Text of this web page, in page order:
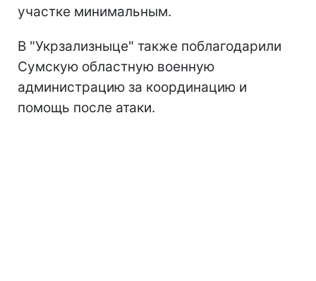
участке минимальным.
В "Укрзализныце" также поблагодарили
Сумскую областную военную
администрацию за координацию и
помощь после атаки.